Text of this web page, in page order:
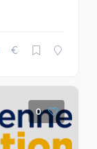
€
0